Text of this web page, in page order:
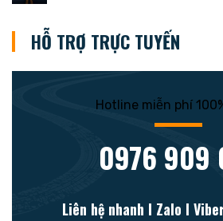
HỖ TRỢ TRỰC TUYẾN
Hotline miễn phí
0976 909
Liên hệ nhanh l Zalo l